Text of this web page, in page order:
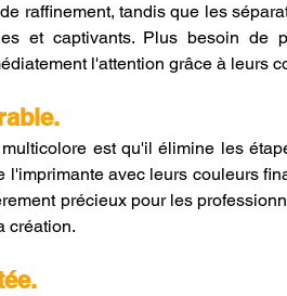
raffinement, tandis que les
et captivants. Plus besoin de
l'attention grâce à leurs
est qu'il élimine les
l'imprimante avec leurs couleurs
précieux pour les
création.